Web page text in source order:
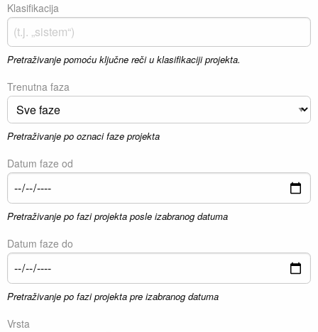
Klasifikacija
Pretraživanje pomoću ključne reči u klasifikaciji projekta.
Trenutna faza
Pretraživanje po oznaci faze projekta
Datum faze od
Pretraživanje po fazi projekta posle izabranog datuma
Datum faze do
Pretraživanje po fazi projekta pre izabranog datuma
Vrsta